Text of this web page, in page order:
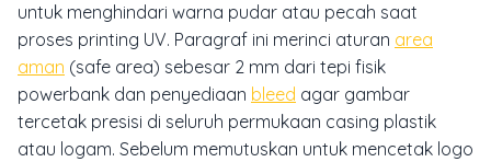
untuk menghindari warna pudar atau pecah saat
proses printing UV. Paragraf ini merinci aturan area
aman (safe area) sebesar 2 mm dari tepi fisik
powerbank dan penyediaan bleed agar gambar
tercetak presisi di seluruh permukaan casing plastik
atau logam. Sebelum memutuskan untuk mencetak logo